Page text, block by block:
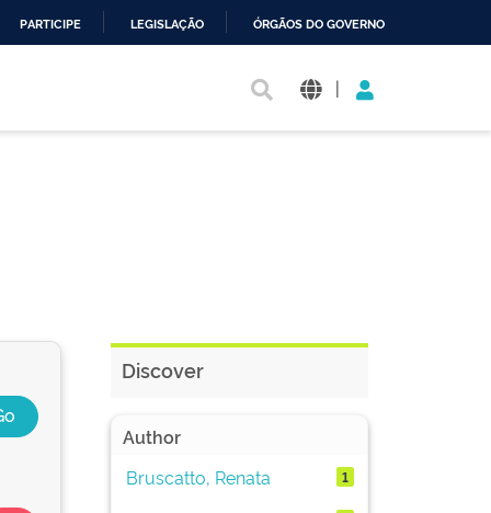
PARTICIPE LEGISLAÇÃO ÓRGÃOS DO GOVERNO
|
Discover
Author
Bruscatto, Renata
1